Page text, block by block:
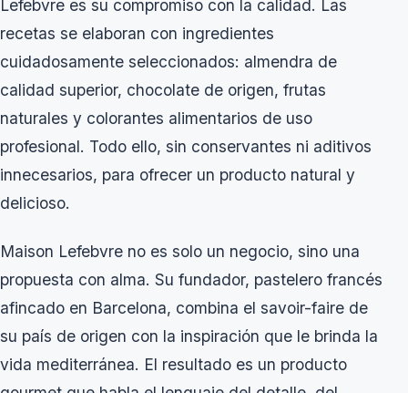
Lefebvre es su compromiso con la calidad. Las
recetas se elaboran con ingredientes
cuidadosamente seleccionados: almendra de
calidad superior, chocolate de origen, frutas
naturales y colorantes alimentarios de uso
profesional. Todo ello, sin conservantes ni aditivos
innecesarios, para ofrecer un producto natural y
delicioso.
Maison Lefebvre no es solo un negocio, sino una
propuesta con alma. Su fundador, pastelero francés
afincado en Barcelona, combina el savoir-faire de
su país de origen con la inspiración que le brinda la
vida mediterránea. El resultado es un producto